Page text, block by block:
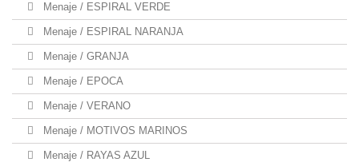
Menaje / ESPIRAL VERDE
Menaje / ESPIRAL NARANJA
Menaje / GRANJA
Menaje / EPOCA
Menaje / VERANO
Menaje / MOTIVOS MARINOS
Menaje / RAYAS AZUL